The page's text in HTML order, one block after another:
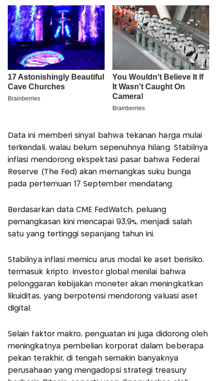
Data ini memberi sinyal bahwa tekanan harga mulai
terkendali, walau belum sepenuhnya hilang. Stabilnya
inflasi mendorong ekspektasi pasar bahwa Federal
Reserve (The Fed) akan memangkas suku bunga
pada pertemuan 17 September mendatang.
Berdasarkan data CME FedWatch, peluang
pemangkasan kini mencapai 93,9%, menjadi salah
satu yang tertinggi sepanjang tahun ini.
Stabilnya inflasi memicu arus modal ke aset berisiko,
termasuk kripto. Investor global menilai bahwa
pelonggaran kebijakan moneter akan meningkatkan
likuiditas, yang berpotensi mendorong valuasi aset
digital.
Selain faktor makro, penguatan ini juga didorong oleh
meningkatnya pembelian korporat dalam beberapa
pekan terakhir, di tengah semakin banyaknya
perusahaan yang mengadopsi strategi treasury